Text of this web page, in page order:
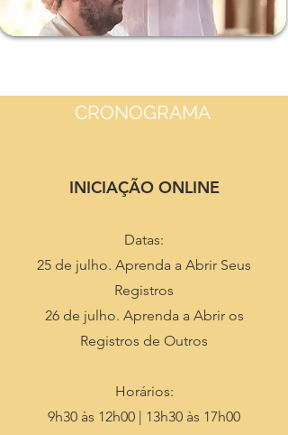
CRONOGRAMA
INICIAÇÃO ONLINE
Datas:
25 de julho. Aprenda a Abrir Seus
Registros
26 de julho. Aprenda a Abrir os
Registros de Outros
Horários:
9h30 às 12h00 | 13h30 às 17h00